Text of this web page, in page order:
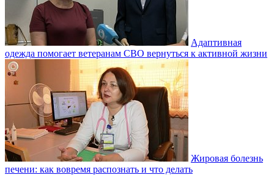
Адаптивная
одежда помогает ветеранам СВО вернуться к активной жизни
Жировая болезнь
печени: как вовремя распознать и что делать